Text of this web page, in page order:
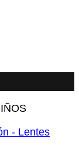
- Lentes